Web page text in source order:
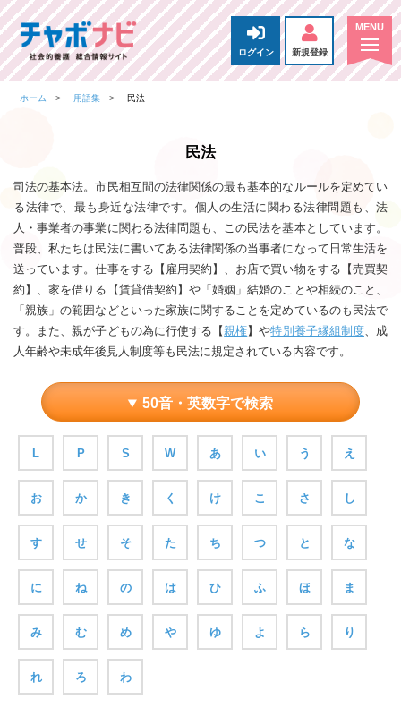
ログイン 新規登録
ホーム 用語集 民法
民法
司法の基本法。市民相互間の法律関係の最も基本的なルールを定めてい
る法律で、最も身近な法律です。個人の生活に関わる法律問題も、法
人・事業者の事業に関わる法律問題も、この民法を基本としています。
普段、私たちは民法に書いてある法律関係の当事者になって日常生活を
送っています。仕事をする【雇用契約】、お店で買い物をする【売買契
約】、家を借りる【賃貸借契約】や「婚姻」結婚のことや相続のこと、
「親族」の範囲などといった家族に関することを定めているのも民法で
す。また、親が子どもの為に行使する【親権】や特別養子縁組制度、成
人年齢や未成年後見人制度等も民法に規定されている内容です。
50音・英数字で検索
L P S W あ い う え
お か き く け こ さ し
す せ そ た ち つ と な
に ね の は ひ ふ ほ ま
み む め や ゆ よ ら り
れ ろ わ